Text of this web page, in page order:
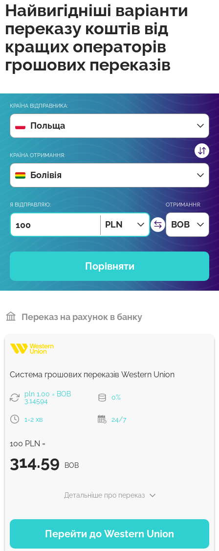
Найвигідніші варіанти
переказу коштів від
кращих операторів
грошових переказів
КРАЇНА ВІДПРАВНИКА:
Польща
КРАЇНА ОТРИМАННЯ:
Болівія
Я ВІДПРАВЛЯЮ:
PLN
ОТРИМАННЯ:
BOB
Порівняти
Переказ на рахунок в банку
Система грошових переказів Western Union
pln 1.00 = BOB
3.14594
0%
1-2 хв 24/7
100 PLN =
314.59 BOB
Перейти до Western Union
Детальніше про переказ
ВАРІАНТИ ОПЛАТИ
Debit/Credit Сard